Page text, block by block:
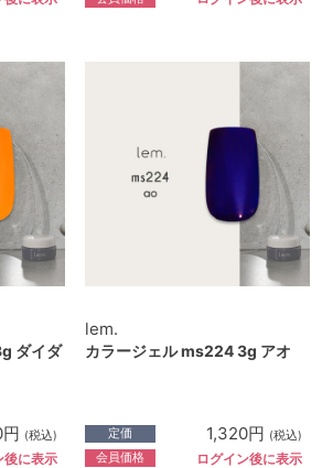
ダイダ
(税込)
後に表示
lem.
カラージェル ms224 3g アオ
定価 1,320円 (税込)
会員価格 ログイン後に表示